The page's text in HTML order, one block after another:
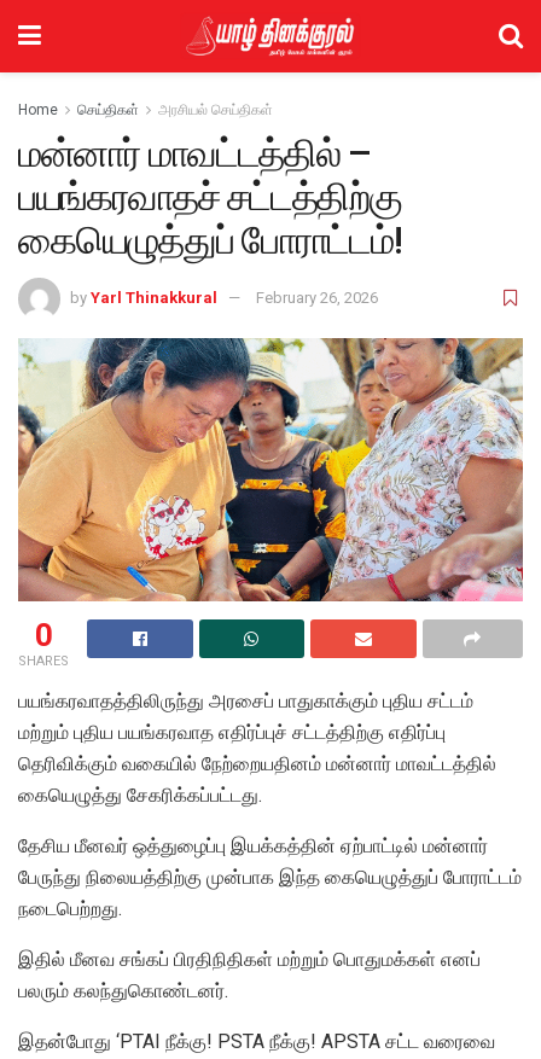
Home செய்திகள் அரசியல் செய்திகள்
மன்னார் மாவட்டத்தில் –
பயங்கரவாதச் சட்டத்திற்கு
கையெழுத்துப் போராட்டம்!
by Yarl Thinakkural February 26, 2026
0
SHARES
பயங்கரவாதத்திலிருந்து அரசைப் பாதுகாக்கும் புதிய சட்டம்
மற்றும் புதிய பயங்கரவாத எதிர்ப்புச் சட்டத்திற்கு எதிர்ப்பு
தெரிவிக்கும் வகையில் நேற்றையதினம் மன்னார் மாவட்டத்தில்
கையெழுத்து சேகரிக்கப்பட்டது.
தேசிய மீனவர் ஒத்துழைப்பு இயக்கத்தின் ஏற்பாட்டில் மன்னார்
பேருந்து நிலையத்திற்கு முன்பாக இந்த கையெழுத்துப் போராட்டம்
நடைபெற்றது.
இதில் மீனவ சங்கப் பிரதிநிதிகள் மற்றும் பொதுமக்கள் எனப்
பலரும் கலந்துகொண்டனர்.
இதன்போது ‘PTAI நீக்கு! PSTA நீக்கு! APSTA சட்ட வரைவை